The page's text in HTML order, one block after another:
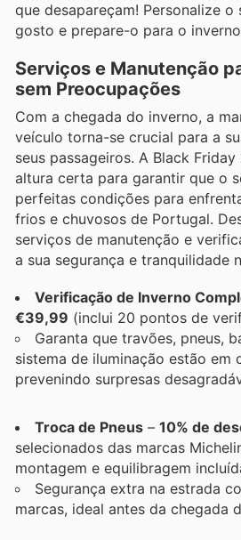
que desapareçam! Personalize o
gosto e prepare-o para o
Serviços e Manutenção
sem Preocupações
Com a chegada do inverno, a
veículo torna-se crucial para a
seus passageiros. A Black
altura certa para garantir que o
perfeitas condições para
frios e chuvosos de Portugal.
serviços de manutenção e
a sua segurança e tranquilidade
Verificação de Inverno
€39,99 (inclui 20 pontos de
Garanta que travões, pneus,
sistema de iluminação estão em
prevenindo surpresas
Troca de Pneus – 10% de
selecionados das marcas
montagem e equilibragem
Segurança extra na estrada
marcas, ideal antes da chegada